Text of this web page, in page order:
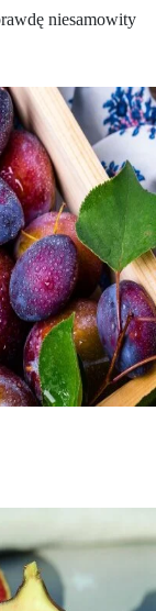
niesamowity